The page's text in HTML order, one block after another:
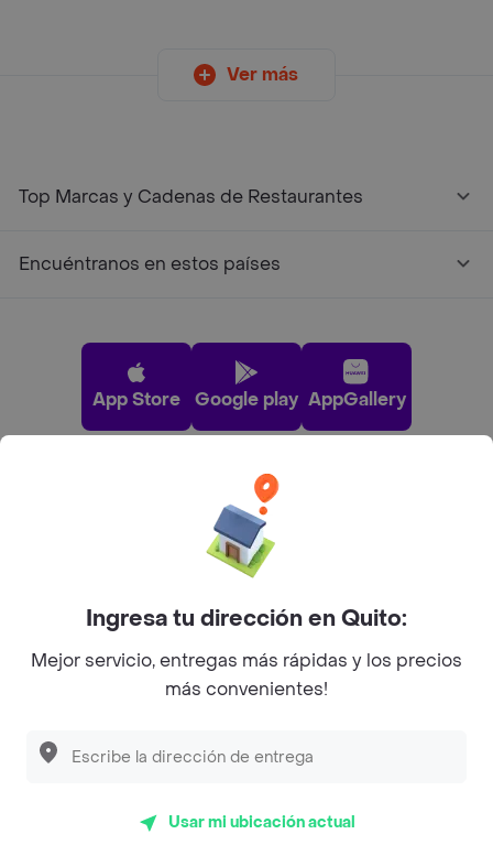
Ver más
Top Marcas y Cadenas de Restaurantes
Encuéntranos en estos países
App Store Google play AppGallery
Pide tu comida favorita cerca de ti
2026 Rappi Inc. All rights reserved.
Ingresa tu dirección en Quito:
Mejor servicio, entregas más rápidas y los precios
más convenientes!
Usar mi ubicación actual